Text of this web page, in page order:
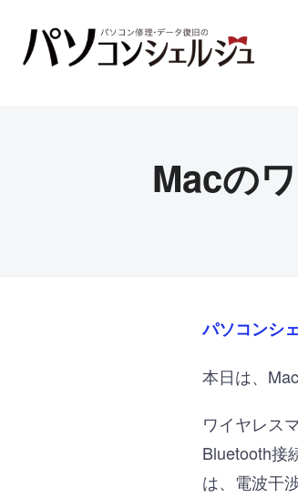
Macの
パソコンシ
本日は、
ワイヤレス
Bluetooth接
は、電波干